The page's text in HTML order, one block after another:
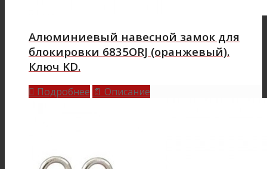
Алюминиевый навесной замок для
блокировки 6835ORJ (оранжевый).
Ключ KD.
 Подробнее 📄 Описание